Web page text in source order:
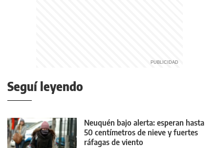
Seguí leyendo
Neuquén bajo alerta: esperan hasta
50 centímetros de nieve y fuertes
ráfagas de viento